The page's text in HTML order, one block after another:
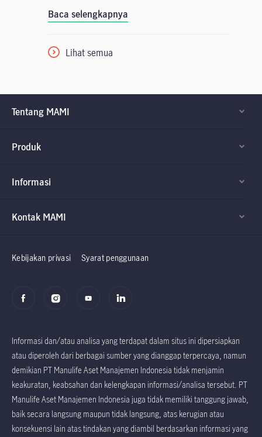
Baca selengkapnya
Lihat semua
Tentang MAMI
Produk
Informasi
Factsheet dan
Kontak MAMI
Kebijakan privasi Syarat penggunaan
Informasi dan/atau analisa yang terdapat dalam situs ini dipersiapkan
atau diperoleh dari berbagai sumber yang dianggap terpercaya, namun
demikian PT Manulife Aset Manajemen Indonesia tidak menjamin
keakuratan, keabsahan dan kelengkapan informasi/analisa tersebut. PT
Manulife Aset Manajemen Indonesia juga tidak memiliki tanggung jawab,
baik secara langsung maupun tidak langsung, atas kerugian atau
konsekuensi lain atas tindakan yang diambil berdasarkan informasi yang